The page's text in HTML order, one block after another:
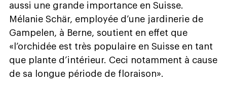
aussi une grande importance en Suisse.
Mélanie Schär, employée d’une jardinerie de
Gampelen, à Berne, soutient en effet que
«l’orchidée est très populaire en Suisse en tant
que plante d’intérieur. Ceci notamment à cause
de sa longue période de floraison».